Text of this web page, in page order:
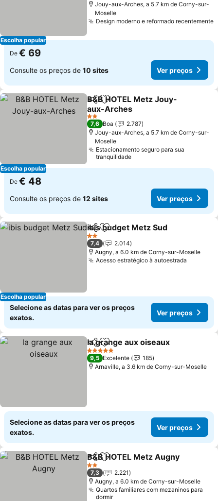
Escolha popular
Jouy-aux-Arches, a 5.7 km de Corny-sur-
Moselle
Design moderno e reformado recentemente
De € 69
Consulte os preços de 10 sites Ver preços
Escolha popular
PartilharAdicionar aos favoritos
B&B HOTEL Metz Jouy-
aux-Arches
Ver preços
2 Estrelas
7,6 Boa
2.787
Jouy-aux-Arches, a 5.7 km de Corny-sur-
Moselle
Estacionamento seguro para sua
tranquilidade
De € 48
Consulte os preços de 12 sites Ver preços
Escolha popular
PartilharAdicionar aos favoritos
ibis budget Metz Sud
2 Estrelas
7,4
2.014
Augny, a 6.0 km de Corny-sur-Moselle
Acesso estratégico à autoestrada
Selecione as datas para ver os preços
exatos.
Ver preços
PartilharAdicionar aos favoritos
la grange aux oiseaux
5 Estrelas
9,5 Excelente
185
Arnaville, a 3.6 km de Corny-sur-Moselle
Selecione as datas para ver os preços
exatos.
Ver preços
PartilharAdicionar aos favoritos
B&B HOTEL Metz Augny
2 Estrelas
7,3
2.221
Augny, a 6.0 km de Corny-sur-Moselle
Quartos familiares com mezaninos para
dormir